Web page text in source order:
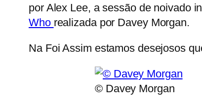
por Alex Lee, a sessão de noivado
Who realizada por Davey Morgan.
Na Foi Assim estamos desejosos
© Davey Morgan